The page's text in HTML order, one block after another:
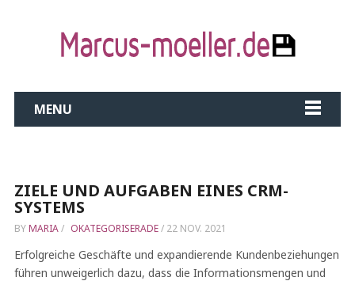
MENU
ZIELE UND AUFGABEN EINES CRM-
SYSTEMS
BYMARIA/ OKATEGORISERADE/ 22 NOV. 2021
Erfolgreiche Geschäfte und expandierende Kundenbeziehungen
führen unweigerlich dazu, dass die Informationsmengen und